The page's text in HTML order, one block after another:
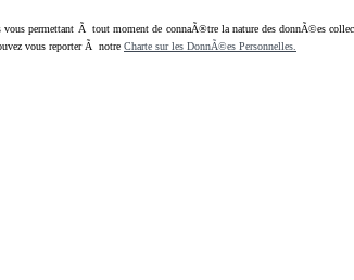
permettant Ã tout moment de connaÃ®tre la nature des donnÃ©es
vous reporter Ã notre Charte sur les DonnÃ©es Personnelles.